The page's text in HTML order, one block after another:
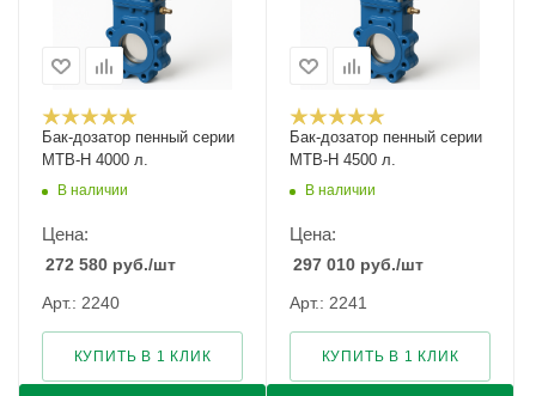
Бак-дозатор пенный серии
MTB-H 4000 л.
В наличии
Цена:
272 580 руб./шт
Арт.: 2240
КУПИТЬ В 1 КЛИК
Бак-дозатор пенный серии
MTB-H 4500 л.
В наличии
Цена:
297 010 руб./шт
Арт.: 2241
КУПИТЬ В 1 КЛИК